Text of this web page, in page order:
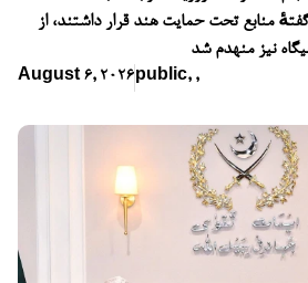
منابع تحت حمایت هند قرار داشتند، از
نیز منهدم شد
August 6, 2026 public, ,